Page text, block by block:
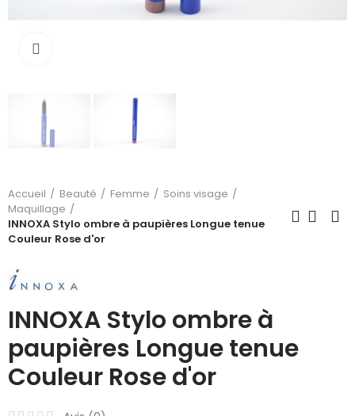
Accueil Beauté Femme
Soins visage
Maquillage
INNOXA Stylo ombre à paupières Longue tenue
Couleur Rose d'or
INNOXA Stylo ombre à
paupières Longue tenue
Couleur Rose d'or